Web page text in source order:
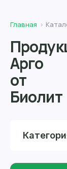
Главная
Арго
от
Биолит